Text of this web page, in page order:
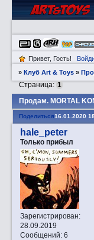
Привет, Гость!
»Клуб Art & Toys »
Прoдам. MORTAL
Страница: 1
Поделиться16.01.2020
hale_peter
Только прибыл
Зарегистрирован:
28.09.2019
Сообщений:6